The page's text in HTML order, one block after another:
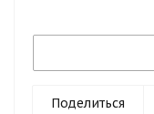
Поделиться